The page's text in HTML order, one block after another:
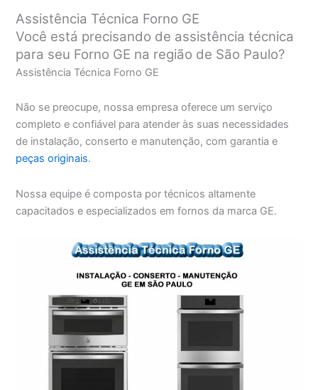
Assistência Técnica Forno GE
Você está precisando de assistência técnica
para seu Forno GE na região de São Paulo?
Assistência Técnica Forno GE
Não se preocupe, nossa empresa oferece um serviço
completo e confiável para atender às suas necessidades
de instalação, conserto e manutenção, com garantia e
peças originais.
Nossa equipe é composta por técnicos altamente
capacitados e especializados em fornos da marca GE.